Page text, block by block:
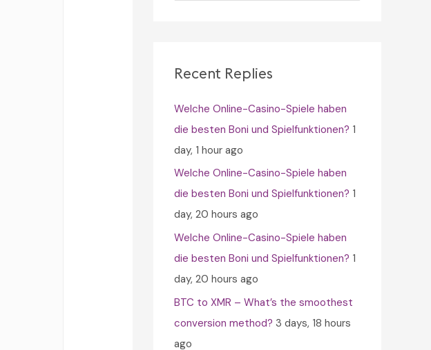
h
o
r
:
Recent Replies
Welche Online-Casino-Spiele haben
die besten Boni und Spielfunktionen? 1
day, 1 hour ago
Welche Online-Casino-Spiele haben
die besten Boni und Spielfunktionen? 1
day, 20 hours ago
Welche Online-Casino-Spiele haben
die besten Boni und Spielfunktionen? 1
day, 20 hours ago
BTC to XMR – What’s the smoothest
conversion method? 3 days, 18 hours
ago